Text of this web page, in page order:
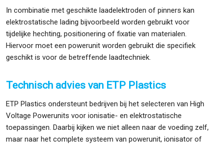
In combinatie met geschikte laadelektroden of pinners kan
elektrostatische lading bijvoorbeeld worden gebruikt voor
tijdelijke hechting, positionering of fixatie van materialen.
Hiervoor moet een powerunit worden gebruikt die specifiek
geschikt is voor de betreffende laadtechniek.
Technisch advies van ETP Plastics
ETP Plastics ondersteunt bedrijven bij het selecteren van High
Voltage Powerunits voor ionisatie- en elektrostatische
toepassingen. Daarbij kijken we niet alleen naar de voeding zelf,
maar naar het complete systeem van powerunit, ionisator of